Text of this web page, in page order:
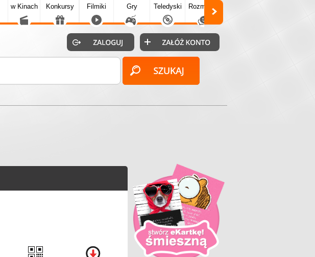
w Kinach Konkursy Filmiki Gry Teledyski Rozmówki